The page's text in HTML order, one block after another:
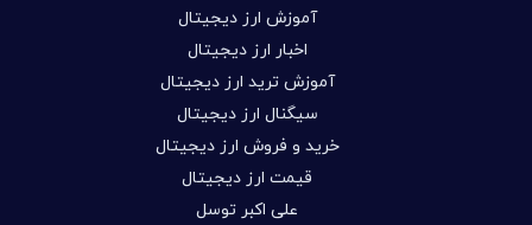
آموزش ارز دیجیتال
اخبار ارز دیجیتال
آموزش ترید ارز دیجیتال
سیگنال ارز دیجیتال
خرید و فروش ارز دیجیتال
قیمت ارز دیجیتال
علی اکبر توسل